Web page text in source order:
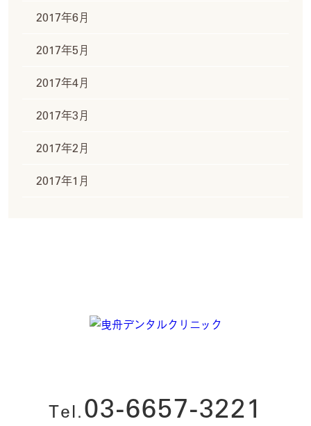
2017年6月
2017年5月
2017年4月
2017年3月
2017年2月
2017年1月
Tel. 03-6657-3221